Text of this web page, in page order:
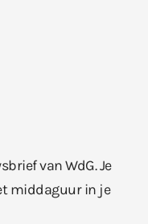
van WdG. Je
middaguur in je